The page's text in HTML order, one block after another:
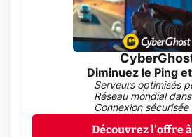
Diminuez le Ping
Serveurs optimisés
Réseau mondial
Connexion
Découvrez l'offre